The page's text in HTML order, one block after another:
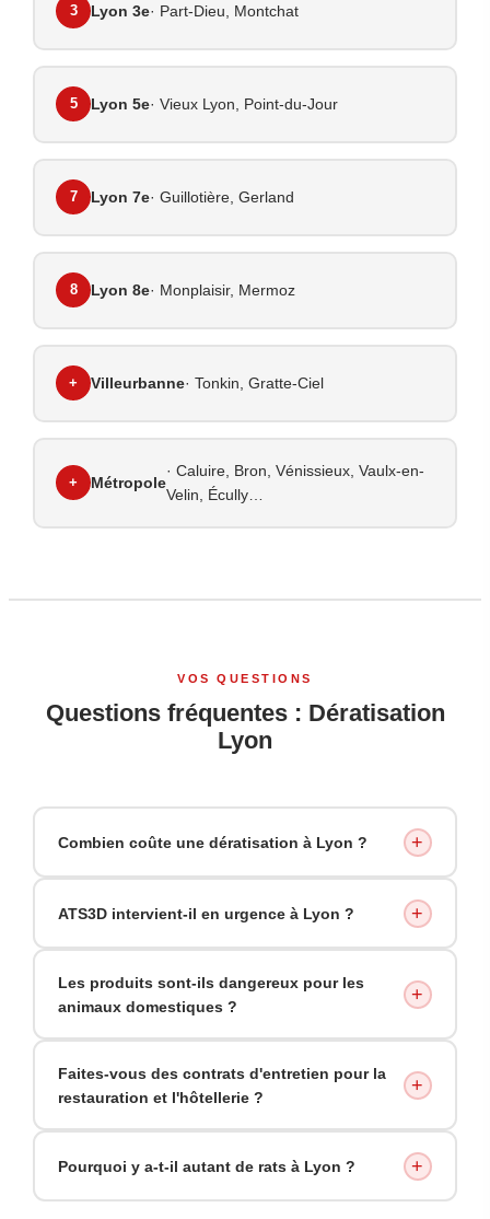
3 Lyon 3e· Part-Dieu, Montchat
5 Lyon 5e· Vieux Lyon, Point-du-Jour
7 Lyon 7e· Guillotière, Gerland
8 Lyon 8e· Monplaisir, Mermoz
+ Villeurbanne· Tonkin, Gratte-Ciel
+ Métropole
· Caluire, Bron, Vénissieux, Vaulx-en-
Velin, Écully…
VOS QUESTIONS
Questions fréquentes : Dératisation
Lyon
Combien coûte une dératisation à Lyon ? +
ATS3D intervient-il en urgence à Lyon ? +
Les produits sont-ils dangereux pour les
animaux domestiques ?
+
Faites-vous des contrats d'entretien pour la
restauration et l'hôtellerie ?
+
Pourquoi y a-t-il autant de rats à Lyon ? +